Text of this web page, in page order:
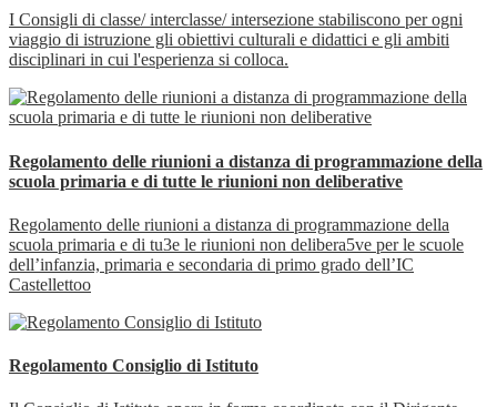
I Consigli di classe/ interclasse/ intersezione stabiliscono per ogni
viaggio di istruzione gli obiettivi culturali e didattici e gli ambiti
disciplinari in cui l'esperienza si colloca.
Regolamento delle riunioni a distanza di programmazione della
scuola primaria e di tutte le riunioni non deliberative
Regolamento delle riunioni a distanza di programmazione della
scuola primaria e di tu3e le riunioni non delibera5ve per le scuole
dell’infanzia, primaria e secondaria di primo grado dell’IC
Castellettoo
Regolamento Consiglio di Istituto